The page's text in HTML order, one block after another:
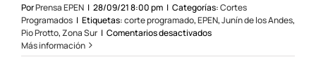
PorPrensa EPEN | 28/09/21 8:00 pm | Categorías:Cortes
Programados | Etiquetas:corte programado,EPEN,Junín de los Andes,
Pio Protto,Zona Sur | Comentarios desactivadosen
realizará
Más información